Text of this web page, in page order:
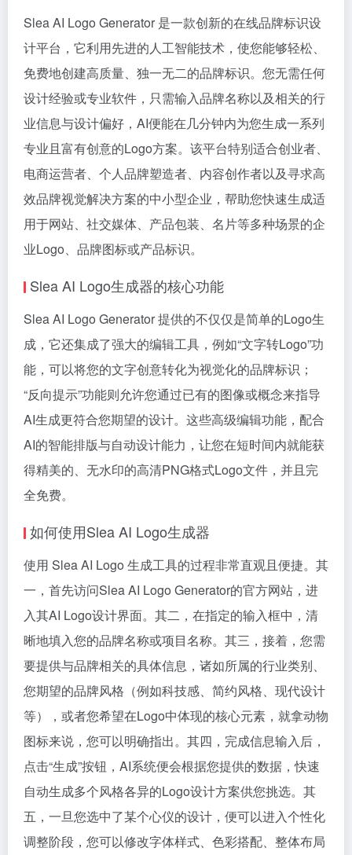
Slea AI Logo Generator 是一款创新的在线品牌标识设
计平台，它利用先进的人工智能技术，使您能够轻松、
免费地创建高质量、独一无二的品牌标识。您无需任何
设计经验或专业软件，只需输入品牌名称以及相关的行
业信息与设计偏好，AI便能在几分钟内为您生成一系列
专业且富有创意的Logo方案。该平台特别适合创业者、
电商运营者、个人品牌塑造者、内容创作者以及寻求高
效品牌视觉解决方案的中小型企业，帮助您快速生成适
用于网站、社交媒体、产品包装、名片等多种场景的企
业Logo、品牌图标或产品标识。
Slea AI Logo生成器的核心功能
Slea AI Logo Generator 提供的不仅仅是简单的Logo生
成，它还集成了强大的编辑工具，例如“文字转Logo”功
能，可以将您的文字创意转化为视觉化的品牌标识；
“反向提示”功能则允许您通过已有的图像或概念来指导
AI生成更符合您期望的设计。这些高级编辑功能，配合
AI的智能排版与自动设计能力，让您在短时间内就能获
得精美的、无水印的高清PNG格式Logo文件，并且完
全免费。
如何使用Slea AI Logo生成器
使用 Slea AI Logo 生成工具的过程非常直观且便捷。其
一，首先访问Slea AI Logo Generator的官方网站，进
入其AI Logo设计界面。其二，在指定的输入框中，清
晰地填入您的品牌名称或项目名称。其三，接着，您需
要提供与品牌相关的具体信息，诸如所属的行业类别、
您期望的品牌风格（例如科技感、简约风格、现代设计
等），或者您希望在Logo中体现的核心元素，就拿动物
图标来说，您可以明确指出。其四，完成信息输入后，
点击“生成”按钮，AI系统便会根据您提供的数据，快速
自动生成多个风格各异的Logo设计方案供您挑选。其
五，一旦您选中了某个心仪的设计，便可以进入个性化
调整阶段，您可以修改字体样式、色彩搭配、整体布局